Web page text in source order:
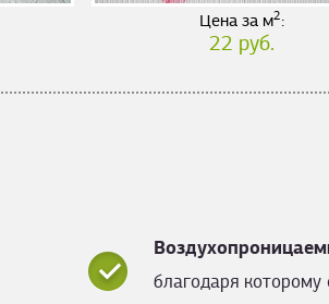
Цена за м2:
22 руб.
благодаря